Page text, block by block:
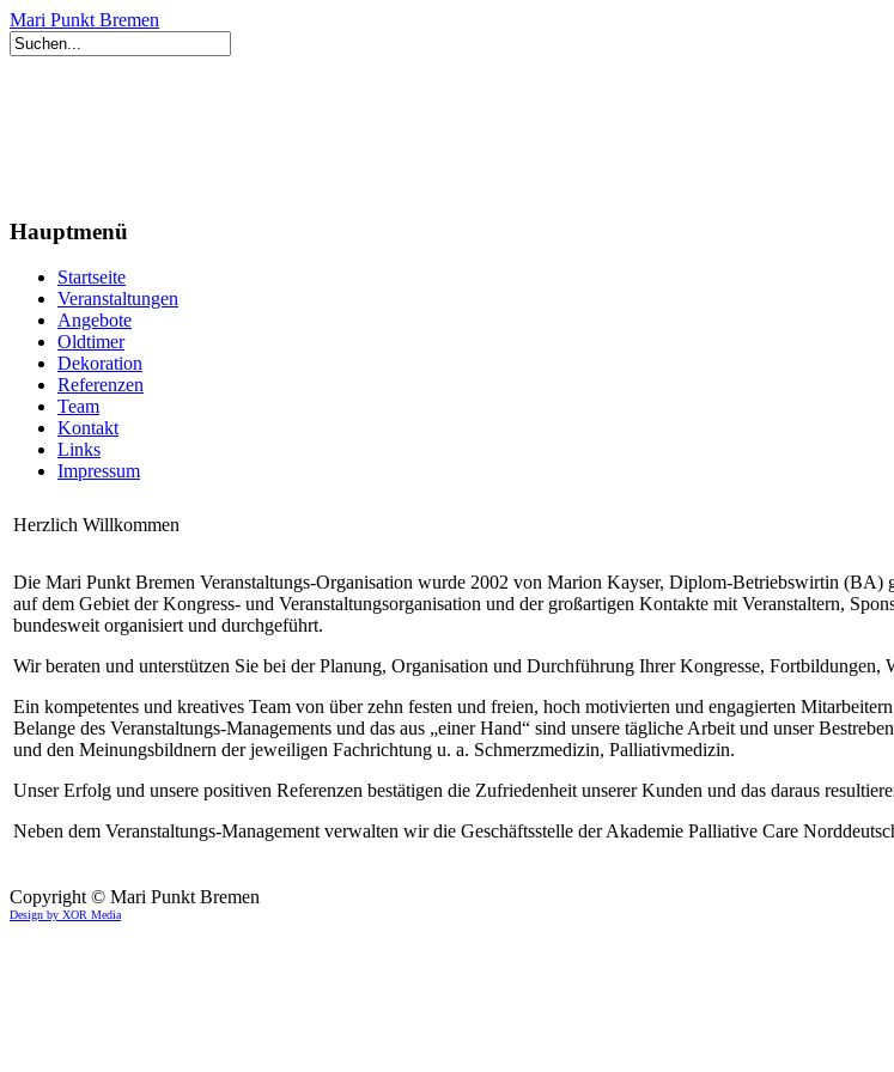
Mari Punkt Bremen
Hauptmenü
Startseite
Veranstaltungen
Angebote
Oldtimer
Dekoration
Referenzen
Team
Kontakt
Links
Impressum
Herzlich Willkommen
Die Mari Punkt Bremen Veranstaltungs-Organisation wurde 2002 von Marion Kayser, Diplom-Betriebswirtin (BA)
auf dem Gebiet der Kongress- und Veranstaltungsorganisation und der großartigen Kontakte mit Veranstaltern,
bundesweit organisiert und durchgeführt.
Wir beraten und unterstützen Sie bei der Planung, Organisation und Durchführung Ihrer Kongresse, Fortbildungen,
Ein kompetentes und kreatives Team von über zehn festen und freien, hoch motivierten und engagierten
Belange des Veranstaltungs-Managements und das aus „einer Hand“ sind unsere tägliche Arbeit und unser
und den Meinungsbildnern der jeweiligen Fachrichtung u. a. Schmerzmedizin, Palliativmedizin.
Unser Erfolg und unsere positiven Referenzen bestätigen die Zufriedenheit unserer Kunden und das daraus
Neben dem Veranstaltungs-Management verwalten wir die Geschäftsstelle der Akademie Palliative Care
Copyright © Mari Punkt Bremen
Design by XOR Media